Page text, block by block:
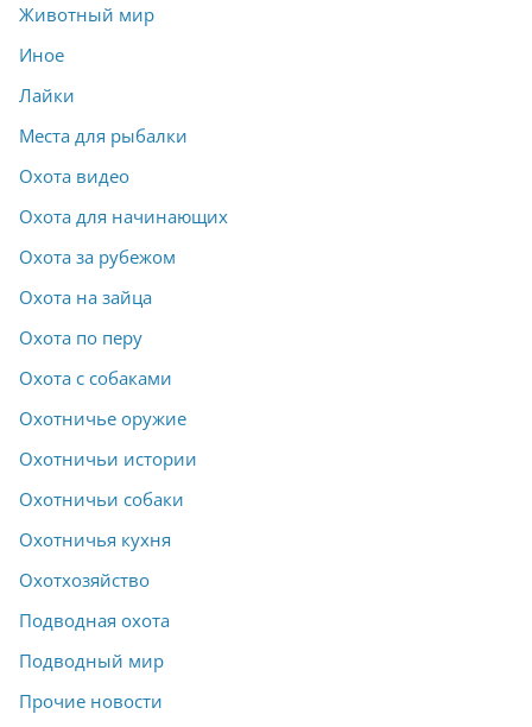
Животный мир
Иное
Лайки
Места для рыбалки
Охота видео
Охота для начинающих
Охота за рубежом
Охота на зайца
Охота по перу
Охота с собаками
Охотничье оружие
Охотничьи истории
Охотничьи собаки
Охотничья кухня
Охотхозяйство
Подводная охота
Подводный мир
Прочие новости